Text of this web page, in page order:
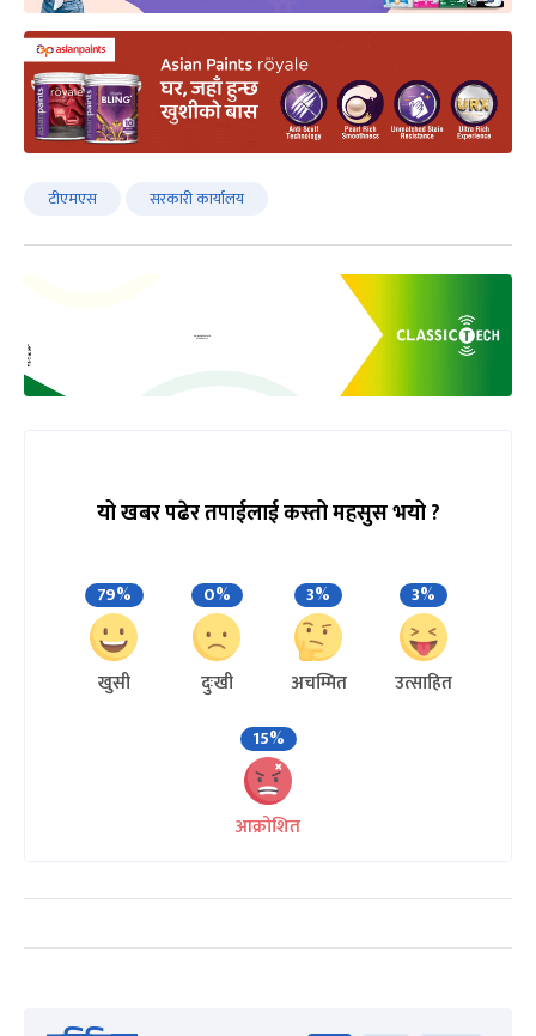
टीएमएस सरकारी कार्यालय
यो खबर पढेर तपाईलाई कस्तो महसुस भयो ?
79%
खुसी
0%
दुःखी
3%
अचम्मित
3%
उत्साहित
15%
आक्रोशित